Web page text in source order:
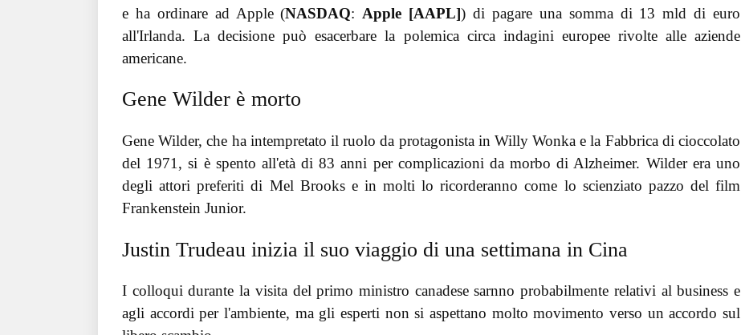
e ha ordinare ad Apple (NASDAQ: Apple [AAPL]) di pagare una somma di 13 mld di euro
all'Irlanda. La decisione può esacerbare la polemica circa indagini europee rivolte alle aziende
americane.
Gene Wilder è morto
Gene Wilder, che ha intempretato il ruolo da protagonista in Willy Wonka e la Fabbrica di cioccolato
del 1971, si è spento all'età di 83 anni per complicazioni da morbo di Alzheimer. Wilder era uno
degli attori preferiti di Mel Brooks e in molti lo ricorderanno come lo scienziato pazzo del film
Frankenstein Junior.
Justin Trudeau inizia il suo viaggio di una settimana in Cina
I colloqui durante la visita del primo ministro canadese sarnno probabilmente relativi al business e
agli accordi per l'ambiente, ma gli esperti non si aspettano molto movimento verso un accordo sul